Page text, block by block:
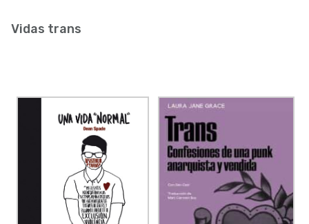
Vidas trans